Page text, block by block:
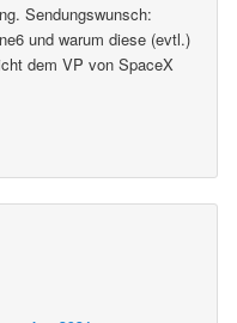
Sendungswunsch:
und warum diese (evtl.)
dem VP von SpaceX